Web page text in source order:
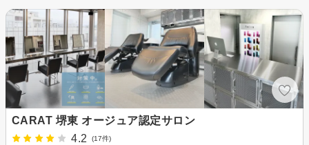
CARAT 堺東 オージュア認定サロン
4.2
(17件)